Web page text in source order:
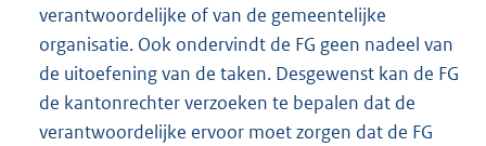
verantwoordelijke of van de gemeentelijke
organisatie. Ook ondervindt de FG geen nadeel van
de uitoefening van de taken. Desgewenst kan de FG
de kantonrechter verzoeken te bepalen dat de
verantwoordelijke ervoor moet zorgen dat de FG